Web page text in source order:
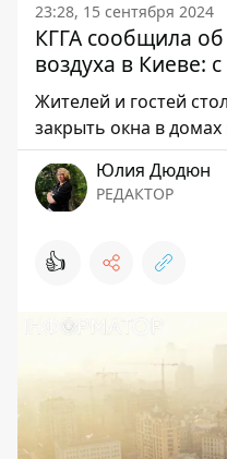
23:28, 15 сентября 2024
КГГА сообщила
воздуха в Киеве:
Жителей и гостей
закрыть окна в
Юлия Дюдюн
РЕДАКТОР
👍